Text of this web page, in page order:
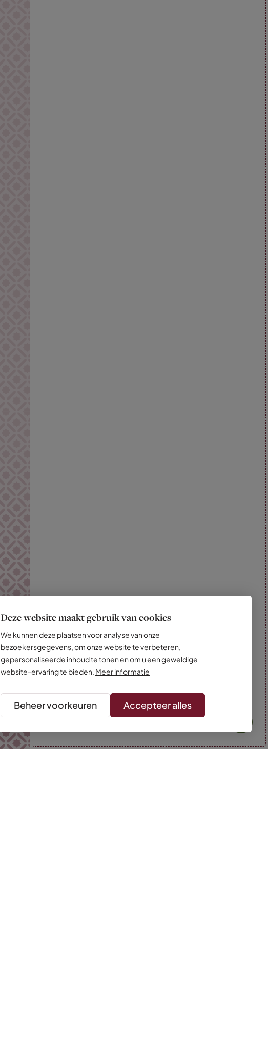
Deze website maakt gebruik van cookies
We kunnen deze plaatsen voor analyse van onze
bezoekersgegevens, om onze website te verbeteren,
gepersonaliseerde inhoud te tonen en om u een geweldige
website-ervaring te bieden. Meer informatie
Beheer voorkeuren Accepteer alles